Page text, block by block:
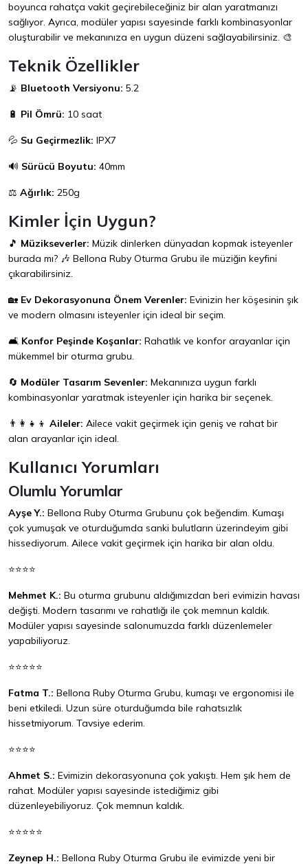
boyunca rahatça vakit geçirebileceğiniz bir alan yaratmanızı
sağlıyor. Ayrıca, modüler yapısı sayesinde farklı kombinasyonlar
oluşturabilir ve mekanınıza en uygun düzeni sağlayabilirsiniz. 🎨
Teknik Özellikler
📡 Bluetooth Versiyonu: 5.2
🔋 Pil Ömrü: 10 saat
💦 Su Geçirmezlik: IPX7
🔊 Sürücü Boyutu: 40mm
⚖️ Ağırlık: 250g
Kimler İçin Uygun?
🎵 Müzikseverler: Müzik dinlerken dünyadan kopmak isteyenler
burada mı? 🎶 Bellona Ruby Oturma Grubu ile müziğin keyfini
çıkarabilirsiniz.
🏡 Ev Dekorasyonuna Önem Verenler: Evinizin her köşesinin şık
ve modern olmasını isteyenler için ideal bir seçim.
🛋️ Konfor Peşinde Koşanlar: Rahatlık ve konfor arayanlar için
mükemmel bir oturma grubu.
🔄 Modüler Tasarım Sevenler: Mekanınıza uygun farklı
kombinasyonlar yaratmak isteyenler için harika bir seçenek.
👨‍👩‍👧‍👦 Aileler: Ailece vakit geçirmek için geniş ve rahat bir
alan arayanlar için ideal.
Kullanıcı Yorumları
Olumlu Yorumlar
Ayşe Y.: Bellona Ruby Oturma Grubunu çok beğendim. Kumaşı
çok yumuşak ve oturduğumda sanki bulutların üzerindeyim gibi
hissediyorum. Ailece vakit geçirmek için harika bir alan oldu.
⭐⭐⭐⭐
Mehmet K.: Bu oturma grubunu aldığımızdan beri evimizin havası
değişti. Modern tasarımı ve rahatlığı ile çok memnun kaldık.
Modüler yapısı sayesinde salonumuzda farklı düzenlemeler
yapabiliyoruz.
⭐⭐⭐⭐⭐
Fatma T.: Bellona Ruby Oturma Grubu, kumaşı ve ergonomisi ile
beni etkiledi. Uzun süre oturduğumda bile rahatsızlık
hissetmiyorum. Tavsiye ederim.
⭐⭐⭐⭐
Ahmet S.: Evimizin dekorasyonuna çok yakıştı. Hem şık hem de
rahat. Modüler yapısı sayesinde istediğimiz gibi
düzenleyebiliyoruz. Çok memnun kaldık.
⭐⭐⭐⭐⭐
Zeynep H.: Bellona Ruby Oturma Grubu ile evimizde yeni bir